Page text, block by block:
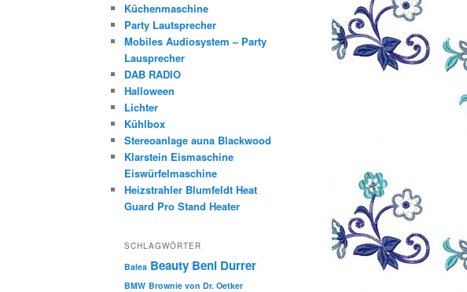
Küchenmaschine
Party Lautsprecher
Mobiles Audiosystem – Party
Lausprecher
DAB RADIO
Halloween
Lichter
Kühlbox
Stereoanlage auna Blackwood
Klarstein Eismaschine
Eiswürfelmaschine
Heizstrahler Blumfeldt Heat
Guard Pro Stand Heater
SCHLAGWÖRTER
Balea Beauty Beni Durrer
BMW Brownie von Dr. Oetker